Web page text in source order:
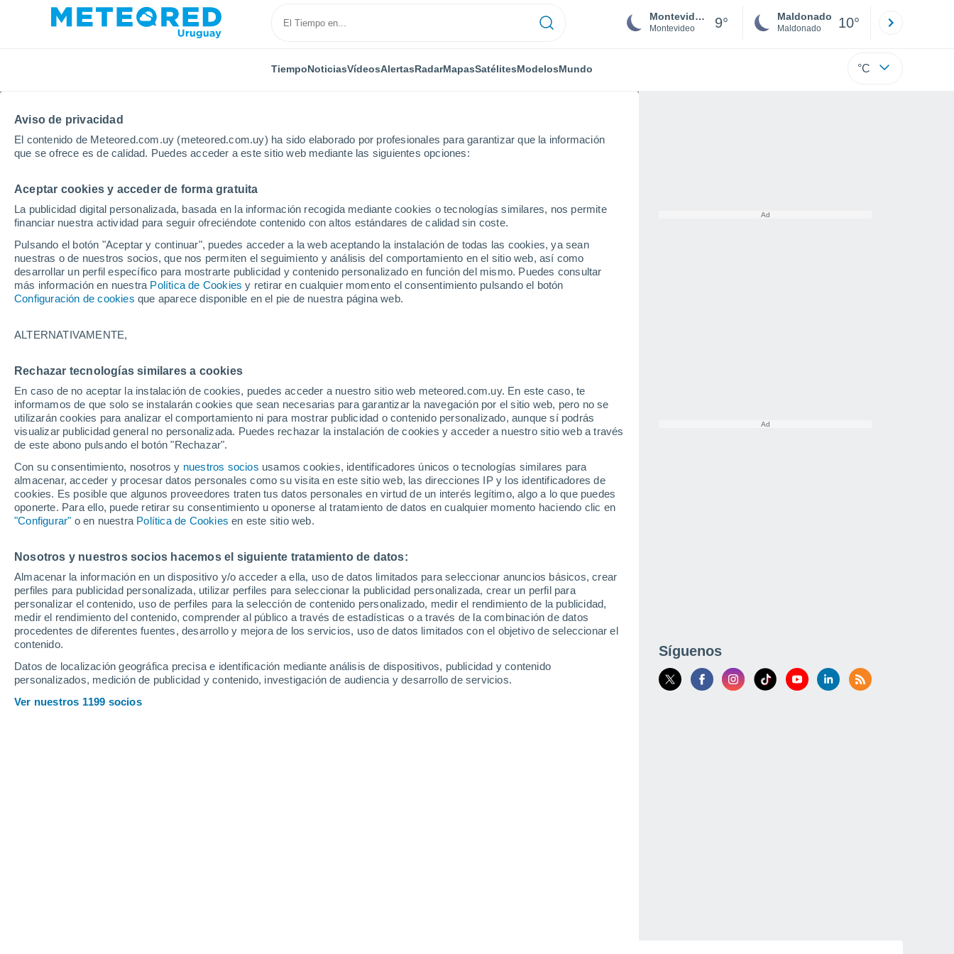
Aviso de privacidad
El contenido de Meteored.com.uy (meteored.com.uy) ha sido elaborado por profesionales para garantizar que la información
que se ofrece es de calidad. Puedes acceder a este sitio web mediante las siguientes opciones:
Aceptar cookies y acceder de forma gratuita
La publicidad digital personalizada, basada en la información recogida mediante cookies o tecnologías similares, nos permite
financiar nuestra actividad para seguir ofreciéndote contenido con altos estándares de calidad sin coste.
Pulsando el botón "Aceptar y continuar", puedes acceder a la web aceptando la instalación de todas las cookies, ya sean
nuestras o de nuestros socios, que nos permiten el seguimiento y análisis del comportamiento en el sitio web, así como
desarrollar un perfil específico para mostrarte publicidad y contenido personalizado en función del mismo. Puedes consultar
más información en nuestra Política de Cookies y retirar en cualquier momento el consentimiento pulsando el botón
Configuración de cookies que aparece disponible en el pie de nuestra página web.
ALTERNATIVAMENTE,
Rechazar tecnologías similares a cookies
En caso de no aceptar la instalación de cookies, puedes acceder a nuestro sitio web meteored.com.uy. En este caso, te
informamos de que solo se instalarán cookies que sean necesarias para garantizar la navegación por el sitio web, pero no se
utilizarán cookies para analizar el comportamiento ni para mostrar publicidad o contenido personalizado, aunque sí podrás
visualizar publicidad general no personalizada. Puedes rechazar la instalación de cookies y acceder a nuestro sitio web a través
de este abono pulsando el botón "Rechazar".
Con su consentimiento, nosotros y nuestros socios usamos cookies, identificadores únicos o tecnologías similares para
almacenar, acceder y procesar datos personales como su visita en este sitio web, las direcciones IP y los identificadores de
cookies. Es posible que algunos proveedores traten tus datos personales en virtud de un interés legítimo, algo a lo que puedes
oponerte. Para ello, puede retirar su consentimiento u oponerse al tratamiento de datos en cualquier momento haciendo clic en
"Configurar" o en nuestra Política de Cookies en este sitio web.
Nosotros y nuestros socios hacemos el siguiente tratamiento de datos:
Almacenar la información en un dispositivo y/o acceder a ella, uso de datos limitados para seleccionar anuncios básicos, crear
perfiles para publicidad personalizada, utilizar perfiles para seleccionar la publicidad personalizada, crear un perfil para
personalizar el contenido, uso de perfiles para la selección de contenido personalizado, medir el rendimiento de la publicidad,
medir el rendimiento del contenido, comprender al público a través de estadísticas o a través de la combinación de datos
procedentes de diferentes fuentes, desarrollo y mejora de los servicios, uso de datos limitados con el objetivo de seleccionar el
contenido.
Datos de localización geográfica precisa e identificación mediante análisis de dispositivos, publicidad y contenido
personalizados, medición de publicidad y contenido, investigación de audiencia y desarrollo de servicios.
Ver nuestros 1199 socios
Montevideo
Montevideo 9° Maldonado
Maldonado 10°
TiempoNoticiasVídeosAlertasRadarMapasSatélitesModelosMundo °C
Inicio Francia Borgoña-Franco Condado
Tiempo en Saona y Loira
Hoy, 7 agosto Todo el día Símbolo
Chagny
29°
16°
Bourbon-
Lancy
30°
18°
30°
Louhans
17°
Gueugnon
17°
Paray-le-
Monial
29°
17°
Saint-Vallier
28°
16°
Le Creusot
30°
Chalon-sur-
Chauffailles
30°
Cluny
30°
18°
Mâcon
17°
Couches
16°
Etang-sur-
Arroux
30°
17°
30°
18°
Bois
Síguenos